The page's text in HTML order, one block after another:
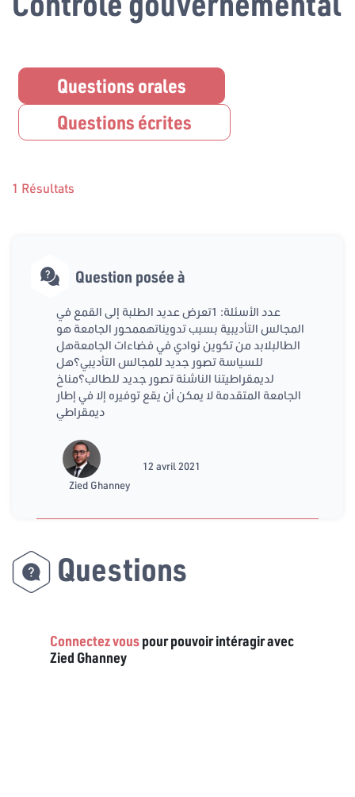
Questions orales
Questions écrites
1 Résultats
Question posée à
عدد الأسئلة: 1تعرض عديد الطلبة إلى القمع في
المجالس التأديبية بسبب تدويناتهممحور الجامعة هو
الطالبلابد من تكوين نوادي في فضاءات الجامعةهل
للسياسة تصور جديد للمجالس التأديبي؟هل
لديمقراطيتنا الناشئة تصور جديد للطالب؟مناخ
الجامعة المتقدمة لا يمكن أن يقع توفيره إلا في إطار
ديمقراطي
Zied Ghanney
12 avril 2021
Questions
Connectez vouspour pouvoir intéragir avec
Zied Ghanney